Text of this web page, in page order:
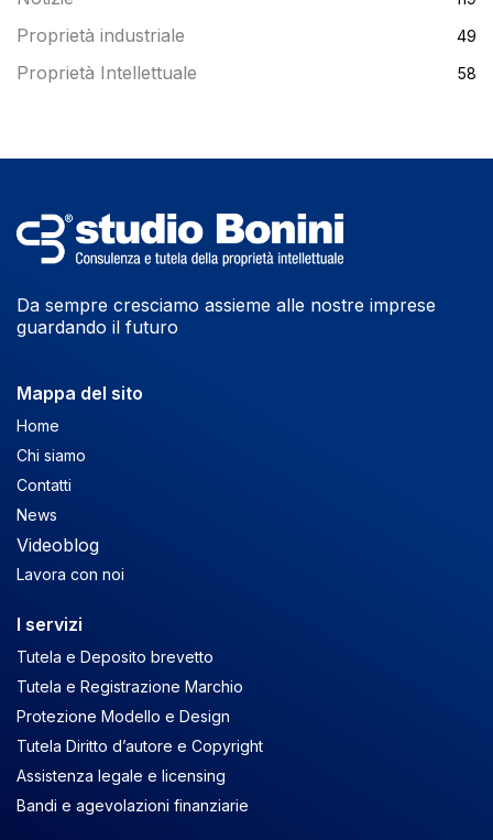
Proprietà industriale 49
Proprietà Intellettuale 58
Da sempre cresciamo assieme alle nostre imprese
guardando il futuro
Mappa del sito
Home
Chi siamo
Contatti
News
Videoblog
Lavora con noi
I servizi
Tutela e Deposito brevetto
Tutela e Registrazione Marchio
Protezione Modello e Design
Tutela Diritto d’autore e Copyright
Assistenza legale e licensing
Bandi e agevolazioni finanziarie